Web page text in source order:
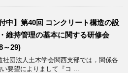
中】第40回 コンクリート構造の設
維持管理の基本に関する研修会
～29)
団法人土木学会関西支部では，関係各
要望によりまして『コ ...